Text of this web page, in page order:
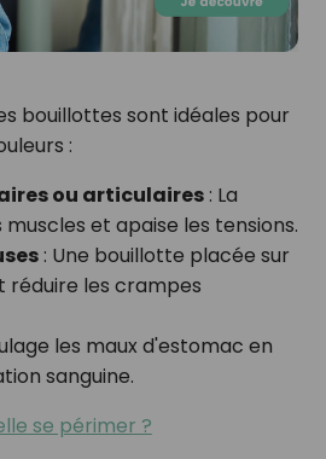
bouillottes sont idéales pour
:
ou articulaires: La
et apaise les tensions.
: Une bouillotte placée sur
les crampes
les maux d'estomac en
sanguine.
se périmer ?